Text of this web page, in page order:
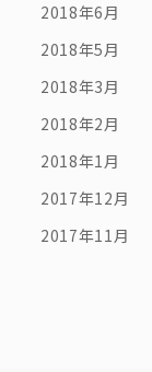
2018年6月
2018年5月
2018年3月
2018年2月
2018年1月
2017年12月
2017年11月